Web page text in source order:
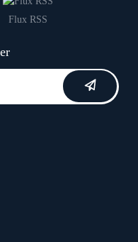
Flux RSS